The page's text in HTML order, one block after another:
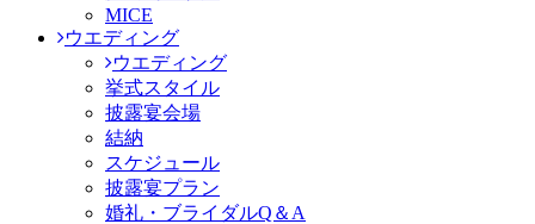
MICE
ウエディング
ウエディング
挙式スタイル
披露宴会場
結納
スケジュール
披露宴プラン
婚礼・ブライダルQ＆A